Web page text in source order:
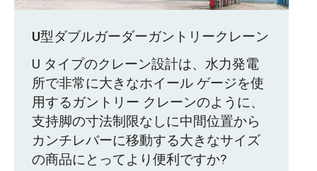
U型ダブルガーダーガントリークレーン
U タイプのクレーン設計は、水力発電
所で非常に大きなホイール ゲージを使
用するガントリー クレーンのように、
支持脚の寸法制限なしに中間位置から
カンチレバーに移動する大きなサイズ
の商品にとってより便利ですか?